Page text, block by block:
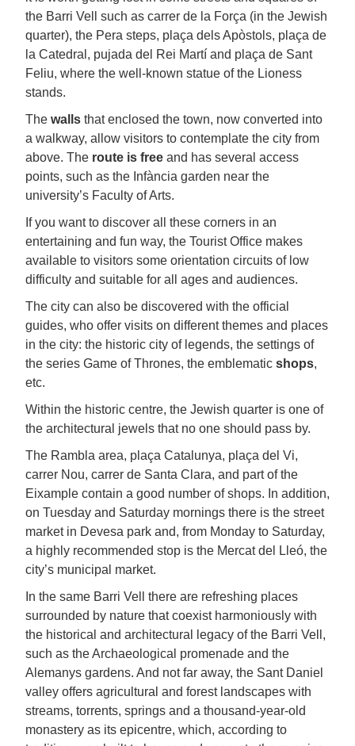
the Barri Vell such as carrer de la Força (in the Jewish
quarter), the Pera steps, plaça dels Apòstols, plaça de
la Catedral, pujada del Rei Martí and plaça de Sant
Feliu, where the well-known statue of the Lioness
stands.
The walls that enclosed the town, now converted into
a walkway, allow visitors to contemplate the city from
above. The route is free and has several access
points, such as the Infància garden near the
university’s Faculty of Arts.
If you want to discover all these corners in an
entertaining and fun way, the Tourist Office makes
available to visitors some orientation circuits of low
difficulty and suitable for all ages and audiences.
The city can also be discovered with the official
guides, who offer visits on different themes and places
in the city: the historic city of legends, the settings of
the series Game of Thrones, the emblematic shops,
etc.
Within the historic centre, the Jewish quarter is one of
the architectural jewels that no one should pass by.
The Rambla area, plaça Catalunya, plaça del Vi,
carrer Nou, carrer de Santa Clara, and part of the
Eixample contain a good number of shops. In addition,
on Tuesday and Saturday mornings there is the street
market in Devesa park and, from Monday to Saturday,
a highly recommended stop is the Mercat del Lleó, the
city’s municipal market.
In the same Barri Vell there are refreshing places
surrounded by nature that coexist harmoniously with
the historical and architectural legacy of the Barri Vell,
such as the Archaeological promenade and the
Alemanys gardens. And not far away, the Sant Daniel
valley offers agricultural and forest landscapes with
streams, torrents, springs and a thousand-year-old
monastery as its epicentre, which, according to